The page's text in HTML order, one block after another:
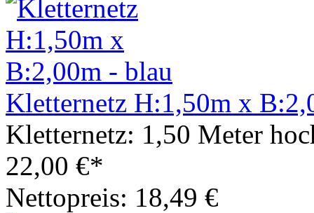
Kletternetz H:1,50m x
Kletternetz: 1,50 Meter
22,00 €*
Nettopreis: 18,49 €